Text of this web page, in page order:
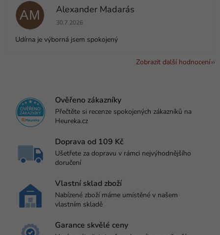
AM Alexander Madarás
Hodnocení obchodu je 5 z 5 hvězdiček.
30.7.2026
Udírna je výborná jsem spokojený
Zobrazit další hodnocení
Ověřeno zákazníky
Přečtěte si recenze spokojených zákazníků na
Heureka.cz
Doprava od 109 Kč
Ušetřete za dopravu v rámci nejvýhodnějšího
doručení
Vlastní sklad zboží
Nabízené zboží máme umístěné v našem
vlastním skladě
Garance skvělé ceny